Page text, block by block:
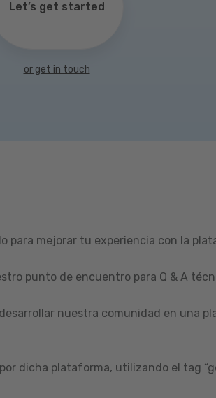
Let’s get started
or get in touch
para mejorar tu experiencia con la
punto de encuentro para Q & A
nuestra comunidad en una
dicha plataforma, utilizando el tag